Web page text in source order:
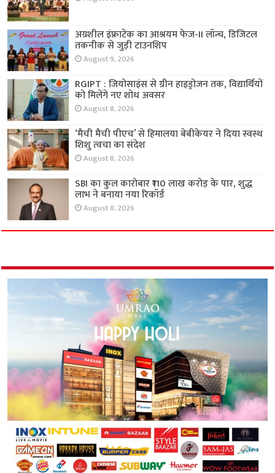
अग्रशील इंफ्राटेक का आश्रयम फेज-II लॉन्च, डिजिटल
तकनीक से जुड़ी टाउनशिप
August 9, 2026
RGIPT : जियोसाइंस से ग्रीन हाइड्रोजन तक, विद्यार्थियों
को मिलेंगे नए शोध अवसर
August 8, 2026
‘मैची मैची पीएच’ से हिमालया बेबीकेयर ने दिया स्वस्थ
शिशु त्वचा का संदेश
August 8, 2026
SBI का कुल कारोबार ₹110 लाख करोड़ के पार, शुद्ध
लाभ ने बनाया नया रिकॉर्ड
August 8, 2026